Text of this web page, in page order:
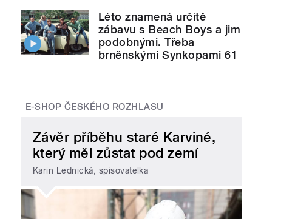
Léto znamená určitě
zábavu s Beach Boys a jim
podobnými. Třeba
brněnskými Synkopami 61
E-SHOP ČESKÉHO ROZHLASU
Závěr příběhu staré Karviné,
který měl zůstat pod zemí
Karin Lednická, spisovatelka